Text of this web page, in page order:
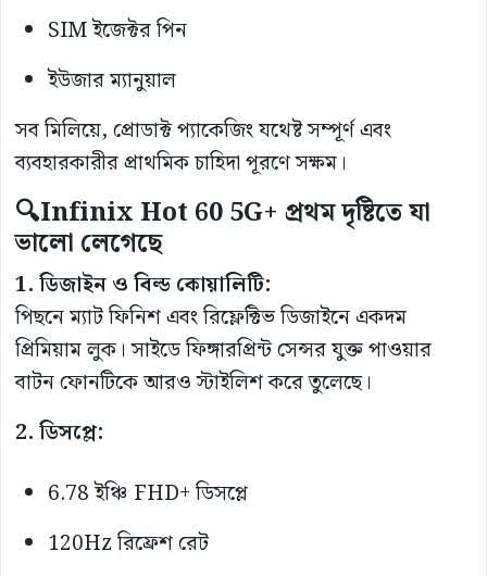
SIM ইজেক্টর পিন
ইউজার ম্যানুয়াল
সব মিলিয়ে, প্রোডাক্ট প্যাকেজিং যথেষ্ট সম্পূর্ণ এবং
ব্যবহারকারীর প্রাথমিক চাহিদা পূরণে সক্ষম।
🔍Infinix Hot 60 5G+ প্রথম দৃষ্টিতে যা
ভালো লেগেছে
1. ডিজাইন ও বিল্ড কোয়ালিটি:
পিছনে ম্যাট ফিনিশ এবং রিফ্লেক্টিভ ডিজাইনে একদম
প্রিমিয়াম লুক। সাইডে ফিঙ্গারপ্রিন্ট সেন্সর যুক্ত পাওয়ার
বাটন ফোনটিকে আরও স্টাইলিশ করে তুলেছে।
2. ডিসপ্লে:
6.78 ইঞ্চি FHD+ ডিসপ্লে
120Hz রিফ্রেশ রেট